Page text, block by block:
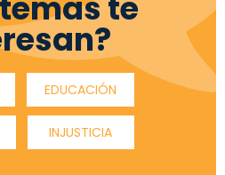
EDUCACIÓN
INJUSTICIA